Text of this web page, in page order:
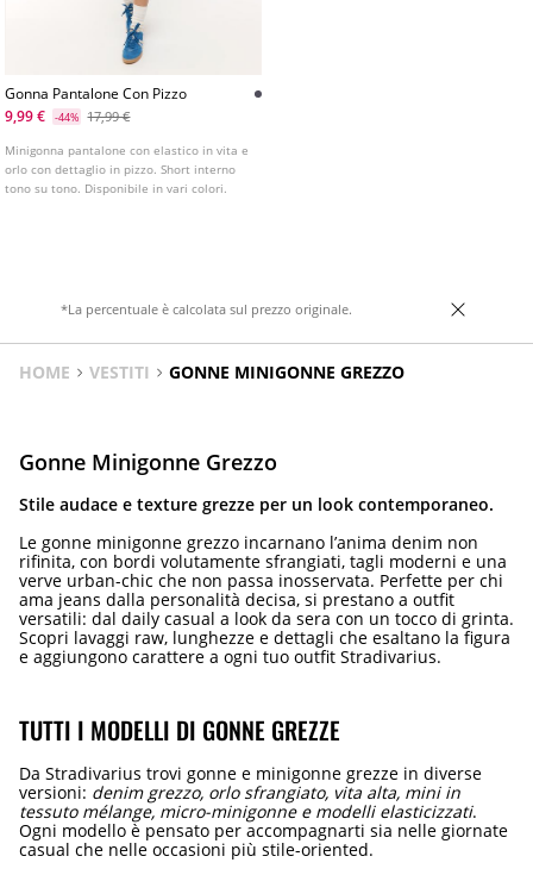
Gonna Pantalone Con Pizzo
9,99 €
-44% 17,99 €
Minigonna pantalone con elastico in vita e
orlo con dettaglio in pizzo. Short interno
tono su tono. Disponibile in vari colori.
*La percentuale è calcolata sul prezzo originale.
HOME VESTITI GONNE MINIGONNE GREZZO
Gonne Minigonne Grezzo
Stile audace e texture grezze per un look contemporaneo.
Le gonne minigonne grezzo incarnano l’anima denim non
rifinita, con bordi volutamente sfrangiati, tagli moderni e una
verve urban-chic che non passa inosservata. Perfette per chi
ama jeans dalla personalità decisa, si prestano a outfit
versatili: dal daily casual a look da sera con un tocco di grinta.
Scopri lavaggi raw, lunghezze e dettagli che esaltano la figura
e aggiungono carattere a ogni tuo outfit Stradivarius.
TUTTI I MODELLI DI GONNE GREZZE
Da Stradivarius trovi gonne e minigonne grezze in diverse
versioni: denim grezzo, orlo sfrangiato, vita alta, mini in
tessuto mélange, micro-minigonne e modelli elasticizzati.
Ogni modello è pensato per accompagnarti sia nelle giornate
casual che nelle occasioni più stile-oriented.